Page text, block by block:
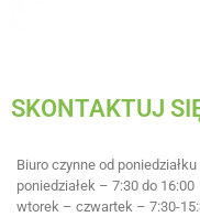
SKONTAKTUJ
Biuro czynne od
poniedziałek – 7:30 do 16:00
wtorek – czwartek – 7:30-